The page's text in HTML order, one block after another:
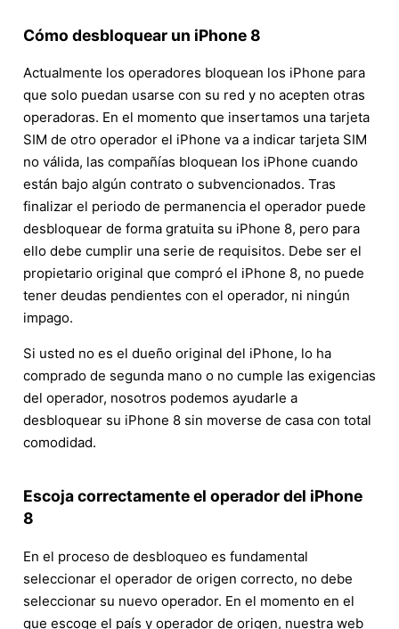
Cómo desbloquear un iPhone 8
Actualmente los operadores bloquean los iPhone para
que solo puedan usarse con su red y no acepten otras
operadoras. En el momento que insertamos una tarjeta
SIM de otro operador el iPhone va a indicar tarjeta SIM
no válida, las compañías bloquean los iPhone cuando
están bajo algún contrato o subvencionados. Tras
finalizar el periodo de permanencia el operador puede
desbloquear de forma gratuita su iPhone 8, pero para
ello debe cumplir una serie de requisitos. Debe ser el
propietario original que compró el iPhone 8, no puede
tener deudas pendientes con el operador, ni ningún
impago.
Si usted no es el dueño original del iPhone, lo ha
comprado de segunda mano o no cumple las exigencias
del operador, nosotros podemos ayudarle a
desbloquear su iPhone 8 sin moverse de casa con total
comodidad.
Escoja correctamente el operador del iPhone
8
En el proceso de desbloqueo es fundamental
seleccionar el operador de origen correcto, no debe
seleccionar su nuevo operador. En el momento en el
que escoge el país y operador de origen, nuestra web